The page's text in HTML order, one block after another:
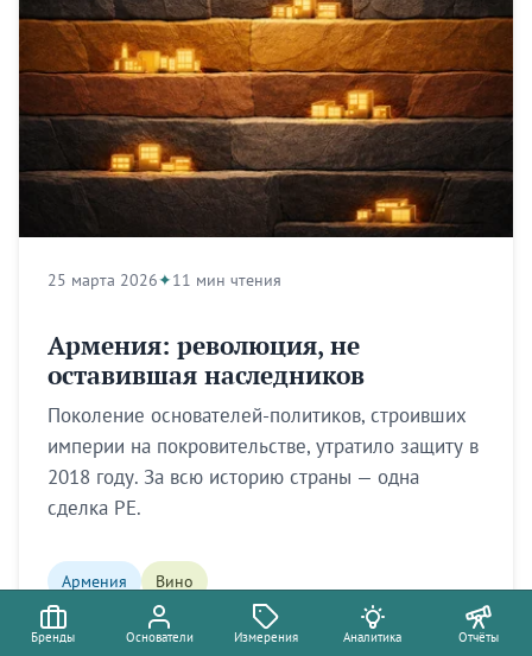
25 марта 2026 11 мин чтения
Армения: революция, не
оставившая наследников
Поколение основателей-политиков, строивших
империи на покровительстве, утратило защиту в
2018 году. За всю историю страны — одна
сделка PE.
Армения Вино
Бренды Основатели Измерения Аналитика Отчёты